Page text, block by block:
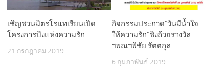
เชิญชวนมิตรโรแทเรียนเปิด
โครงการบึงแห่งความรัก
21 กรกฎาคม 2019
กิจกรรมประกวด”วันมีน้ำใจ
ให้ความรัก”ชิงถ้วยรางวัล
ฯพณฯพิชัย รัตตกุล
6 กุมภาพันธ์ 2019